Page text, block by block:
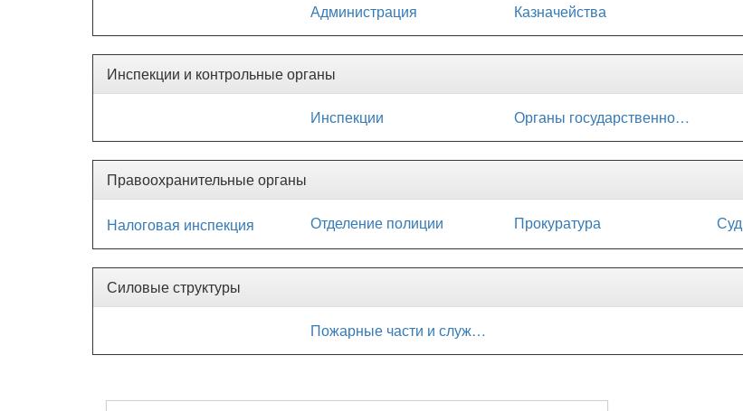
Администрация Казначейства
Инспекции и контрольные органы
Инспекции Органы государственного надзора
Правоохранительные органы
Налоговая инспекция Отделение полиции Прокуратура Суд
Силовые структуры
Пожарные части и службы